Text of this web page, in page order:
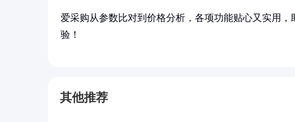
爱采购从参数比对到价格分析，各项功能贴心又实用
验！
其他推荐